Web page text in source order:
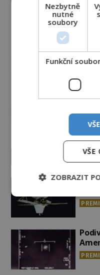
Vesmír a technologie
Co
Nezbytně
nutné
soubory
Funkční
VŠE
ZOBRAZIT